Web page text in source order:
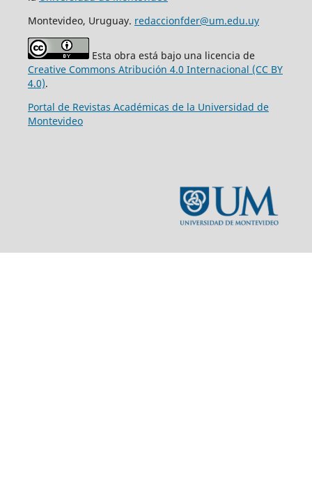
Montevideo, Uruguay. redaccionfder@um.edu.uy
Esta obra está bajo una licencia de
Creative Commons Atribución 4.0 Internacional (CC BY
4.0).
Portal de Revistas Académicas de la Universidad de
Montevideo